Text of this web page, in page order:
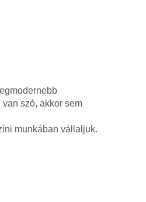
szó, akkor sem
munkában vállaljuk.